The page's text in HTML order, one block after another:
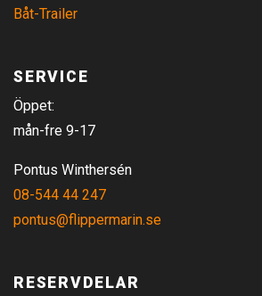
Båt-Trailer
SERVICE
Öppet:
mån-fre 9-17
Pontus Winthersén
08-544 44 247
pontus@flippermarin.se
RESERVDELAR